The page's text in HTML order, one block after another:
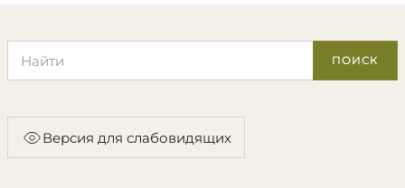
ПОИСК
Версия для слабовидящих